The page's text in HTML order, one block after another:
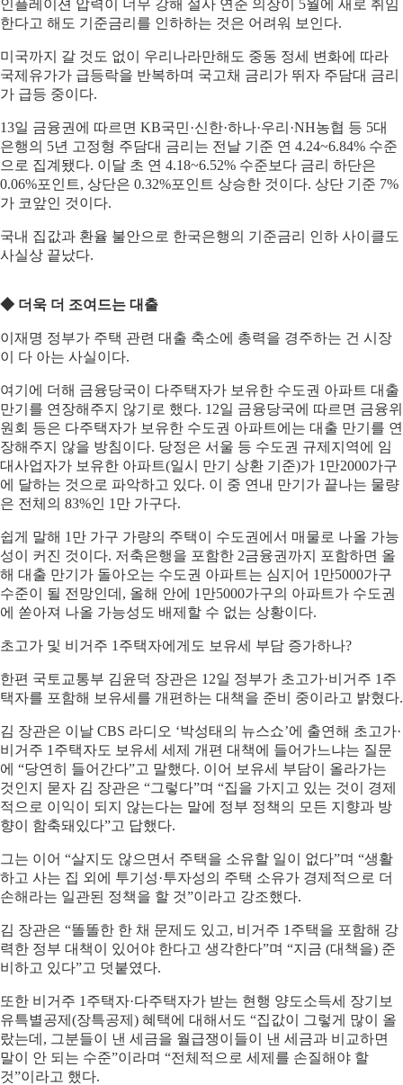
인플레이션 압력이 너무 강해 설사 연준 의장이 5월에 새로 취임
한다고 해도 기준금리를 인하하는 것은 어려워 보인다.
미국까지 갈 것도 없이 우리나라만해도 중동 정세 변화에 따라
국제유가가 급등락을 반복하며 국고채 금리가 뛰자 주담대 금리
가 급등 중이다.
13일 금융권에 따르면 KB국민·신한·하나·우리·NH농협 등 5대
은행의 5년 고정형 주담대 금리는 전날 기준 연 4.24~6.84% 수준
으로 집계됐다. 이달 초 연 4.18~6.52% 수준보다 금리 하단은
0.06%포인트, 상단은 0.32%포인트 상승한 것이다. 상단 기준 7%
가 코앞인 것이다.
국내 집값과 환율 불안으로 한국은행의 기준금리 인하 사이클도
사실상 끝났다.
◆ 더욱 더 조여드는 대출
이재명 정부가 주택 관련 대출 축소에 총력을 경주하는 건 시장
이 다 아는 사실이다.
여기에 더해 금융당국이 다주택자가 보유한 수도권 아파트 대출
만기를 연장해주지 않기로 했다. 12일 금융당국에 따르면 금융위
원회 등은 다주택자가 보유한 수도권 아파트에는 대출 만기를 연
장해주지 않을 방침이다. 당정은 서울 등 수도권 규제지역에 임
대사업자가 보유한 아파트(일시 만기 상환 기준)가 1만2000가구
에 달하는 것으로 파악하고 있다. 이 중 연내 만기가 끝나는 물량
은 전체의 83%인 1만 가구다.
쉽게 말해 1만 가구 가량의 주택이 수도권에서 매물로 나올 가능
성이 커진 것이다. 저축은행을 포함한 2금융권까지 포함하면 올
해 대출 만기가 돌아오는 수도권 아파트는 심지어 1만5000가구
수준이 될 전망인데, 올해 안에 1만5000가구의 아파트가 수도권
에 쏟아져 나올 가능성도 배제할 수 없는 상황이다.
초고가 및 비거주 1주택자에게도 보유세 부담 증가하나?
한편 국토교통부 김윤덕 장관은 12일 정부가 초고가·비거주 1주
택자를 포함해 보유세를 개편하는 대책을 준비 중이라고 밝혔다.
김 장관은 이날 CBS 라디오 ‘박성태의 뉴스쇼’에 출연해 초고가·
비거주 1주택자도 보유세 세제 개편 대책에 들어가느냐는 질문
에 “당연히 들어간다”고 말했다. 이어 보유세 부담이 올라가는
것인지 묻자 김 장관은 “그렇다”며 “집을 가지고 있는 것이 경제
적으로 이익이 되지 않는다는 말에 정부 정책의 모든 지향과 방
향이 함축돼있다”고 답했다.
그는 이어 “살지도 않으면서 주택을 소유할 일이 없다”며 “생활
하고 사는 집 외에 투기성·투자성의 주택 소유가 경제적으로 더
손해라는 일관된 정책을 할 것”이라고 강조했다.
김 장관은 “똘똘한 한 채 문제도 있고, 비거주 1주택을 포함해 강
력한 정부 대책이 있어야 한다고 생각한다”며 “지금 (대책을) 준
비하고 있다”고 덧붙였다.
또한 비거주 1주택자·다주택자가 받는 현행 양도소득세 장기보
유특별공제(장특공제) 혜택에 대해서도 “집값이 그렇게 많이 올
랐는데, 그분들이 낸 세금을 월급쟁이들이 낸 세금과 비교하면
말이 안 되는 수준”이라며 “전체적으로 세제를 손질해야 할
것”이라고 했다.